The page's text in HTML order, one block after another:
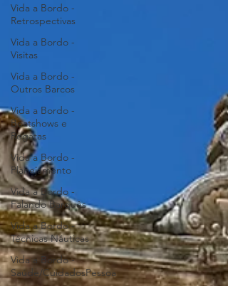
Vida a Bordo -
Retrospectivas
Vida a Bordo -
Visitas
Vida a Bordo -
Outros Barcos
Vida a Bordo -
Boatshows e
Regatas
Vida a Bordo -
Planejamento
Vida a Bordo -
Falando Barquês
Vida a Bordo -
Técnicas Náuticas
Vida a Bordo -
Saúde/CuidadosPessoa